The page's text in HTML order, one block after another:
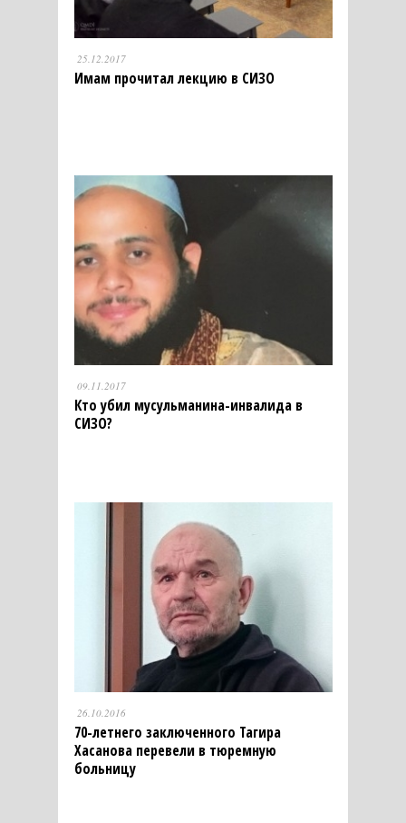
25.12.2017
Имам прочитал лекцию в СИЗО
09.11.2017
Кто убил мусульманина-инвалида в
СИЗО?
26.10.2016
70-летнего заключенного Тагира
Хасанова перевели в тюремную
больницу